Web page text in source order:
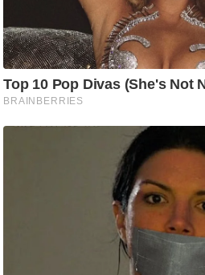
ला
इ
फ
स्टा